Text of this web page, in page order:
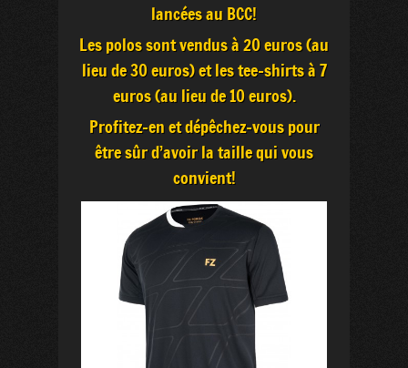
lancées au BCC!
Les polos sont vendus à 20 euros (au
lieu de 30 euros) et les tee-shirts à 7
euros (au lieu de 10 euros).
Profitez-en et dépêchez-vous pour
être sûr d’avoir la taille qui vous
convient!